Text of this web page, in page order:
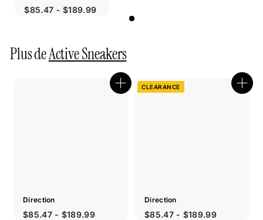
Prix
$85.47 - $189.99
Plus deActive Sneakers
Boutique
Direction
$85.47 - $189.99
CLEARANCE
Direction
Prix
$85.47 - $189.99